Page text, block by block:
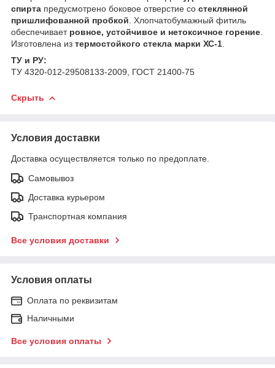
спирта предусмотрено боковое отверстие со стеклянной
пришлифованной пробкой . Хлопчатобумажный фитиль
обеспечивает ровное, устойчивое и нетоксичное горение
Изготовлена из термостойкого стекла марки ХС-1
ТУ и РУ:
ТУ 4320-012-29508133-2009, ГОСТ 21400-75
Скрыть
Условия доставки
Доставка осуществляется только по предоплате.
Самовывоз
Доставка курьером
Транспортная компания
Все условия доставки
Условия оплаты
Оплата по реквизитам
Наличными
Все условия оплаты